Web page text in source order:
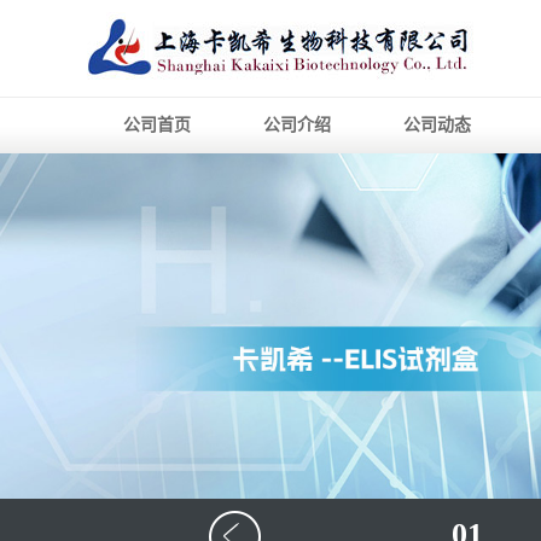
公司首页 公司介绍 公司动态